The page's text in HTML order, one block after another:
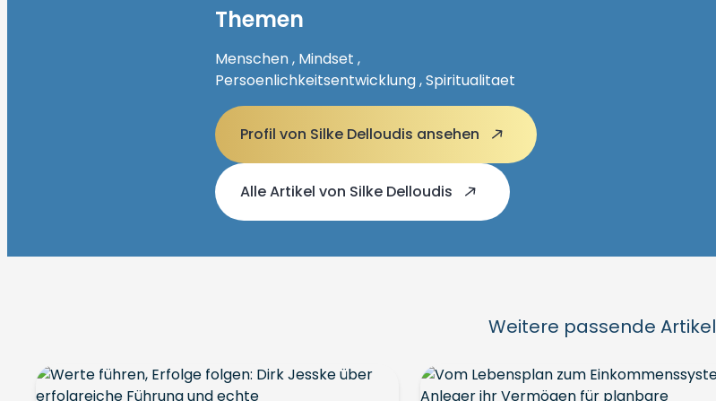
Themen
Menschen , Mindset ,
Persoenlichkeitsentwicklung , Spiritualitaet
Profil von Silke Delloudis ansehen
Alle Artikel von Silke Delloudis
Weitere passende Artikel